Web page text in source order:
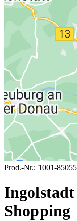
Prod.-Nr.: 1001-
Shopping